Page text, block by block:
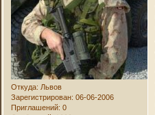
Откуда: Львов
Зарегистрирован: 06-06-2006
Приглашений: 0